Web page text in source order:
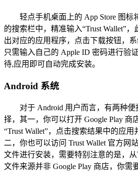
轻点手机桌面上的 App Store 图标
的搜索栏中，精准输入“Trust Wallet”
出对应的应用程序，点击下载按钮，
只需输入自己的 Apple ID 密码进行验
待,应用即可自动完成安装。
Android 系统
对于 Android 用户而言，有两种
择，其一，你可以打开 Google Play 商
“Trust Wallet”，点击搜索结果中的应
二，你也可以访问 Trust Wallet 官方网
文件进行安装，需要特别注意的是，
文件来源并非 Google Play 商店，你需